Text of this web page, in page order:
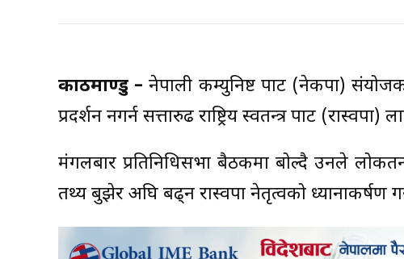
काठमाण्डु –नेपाली कम्युनिष्ट पार्टी (नेकपा)
प्रदर्शन नगर्न सत्तारुढ राष्ट्रिय स्वतन्त्र पार्टी
मंगलबार प्रतिनिधिसभा बैठकमा बोल्दै उनले
तथ्य बुझेर अघि बढ्न रास्वपा नेतृत्वको ध्यानाकर्षण